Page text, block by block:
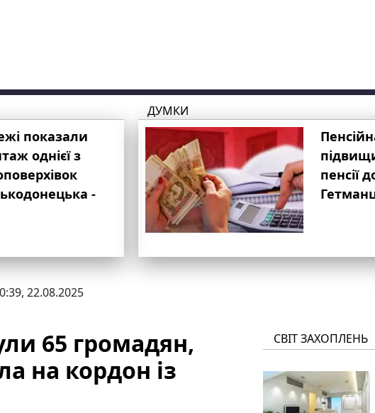
показали
однієї з
-
ДУМКИ
пенсії
22.08.2025
65 громадян,
на кордон із
СВІТ ЗАХОПЛЕНЬ